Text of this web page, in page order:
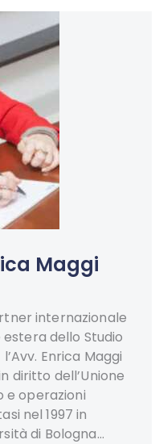
Maggi
internazionale
dello Studio
Enrica Maggi
diritto dell’Unione
e operazioni
nel 1997 in
di Bologna…